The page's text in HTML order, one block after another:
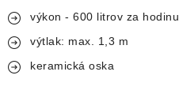
výkon - 600 litrov za hodinu
výtlak: max. 1,3 m
keramická oska